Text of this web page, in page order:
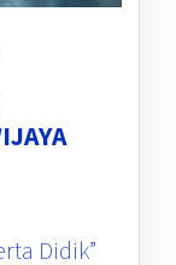
Didik”